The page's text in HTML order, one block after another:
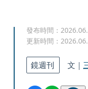
發布時間：
更新時間：
鏡週刊 文｜